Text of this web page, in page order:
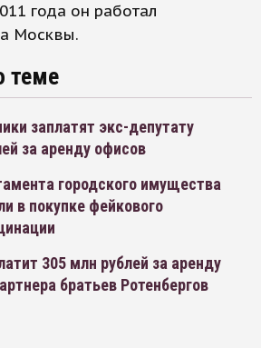
года он работал
Москвы.
теме
заплатят экс-депутату
за аренду офисов
городского имущества
в покупке фейкового
305 млн рублей за аренду
братьев Ротенбергов